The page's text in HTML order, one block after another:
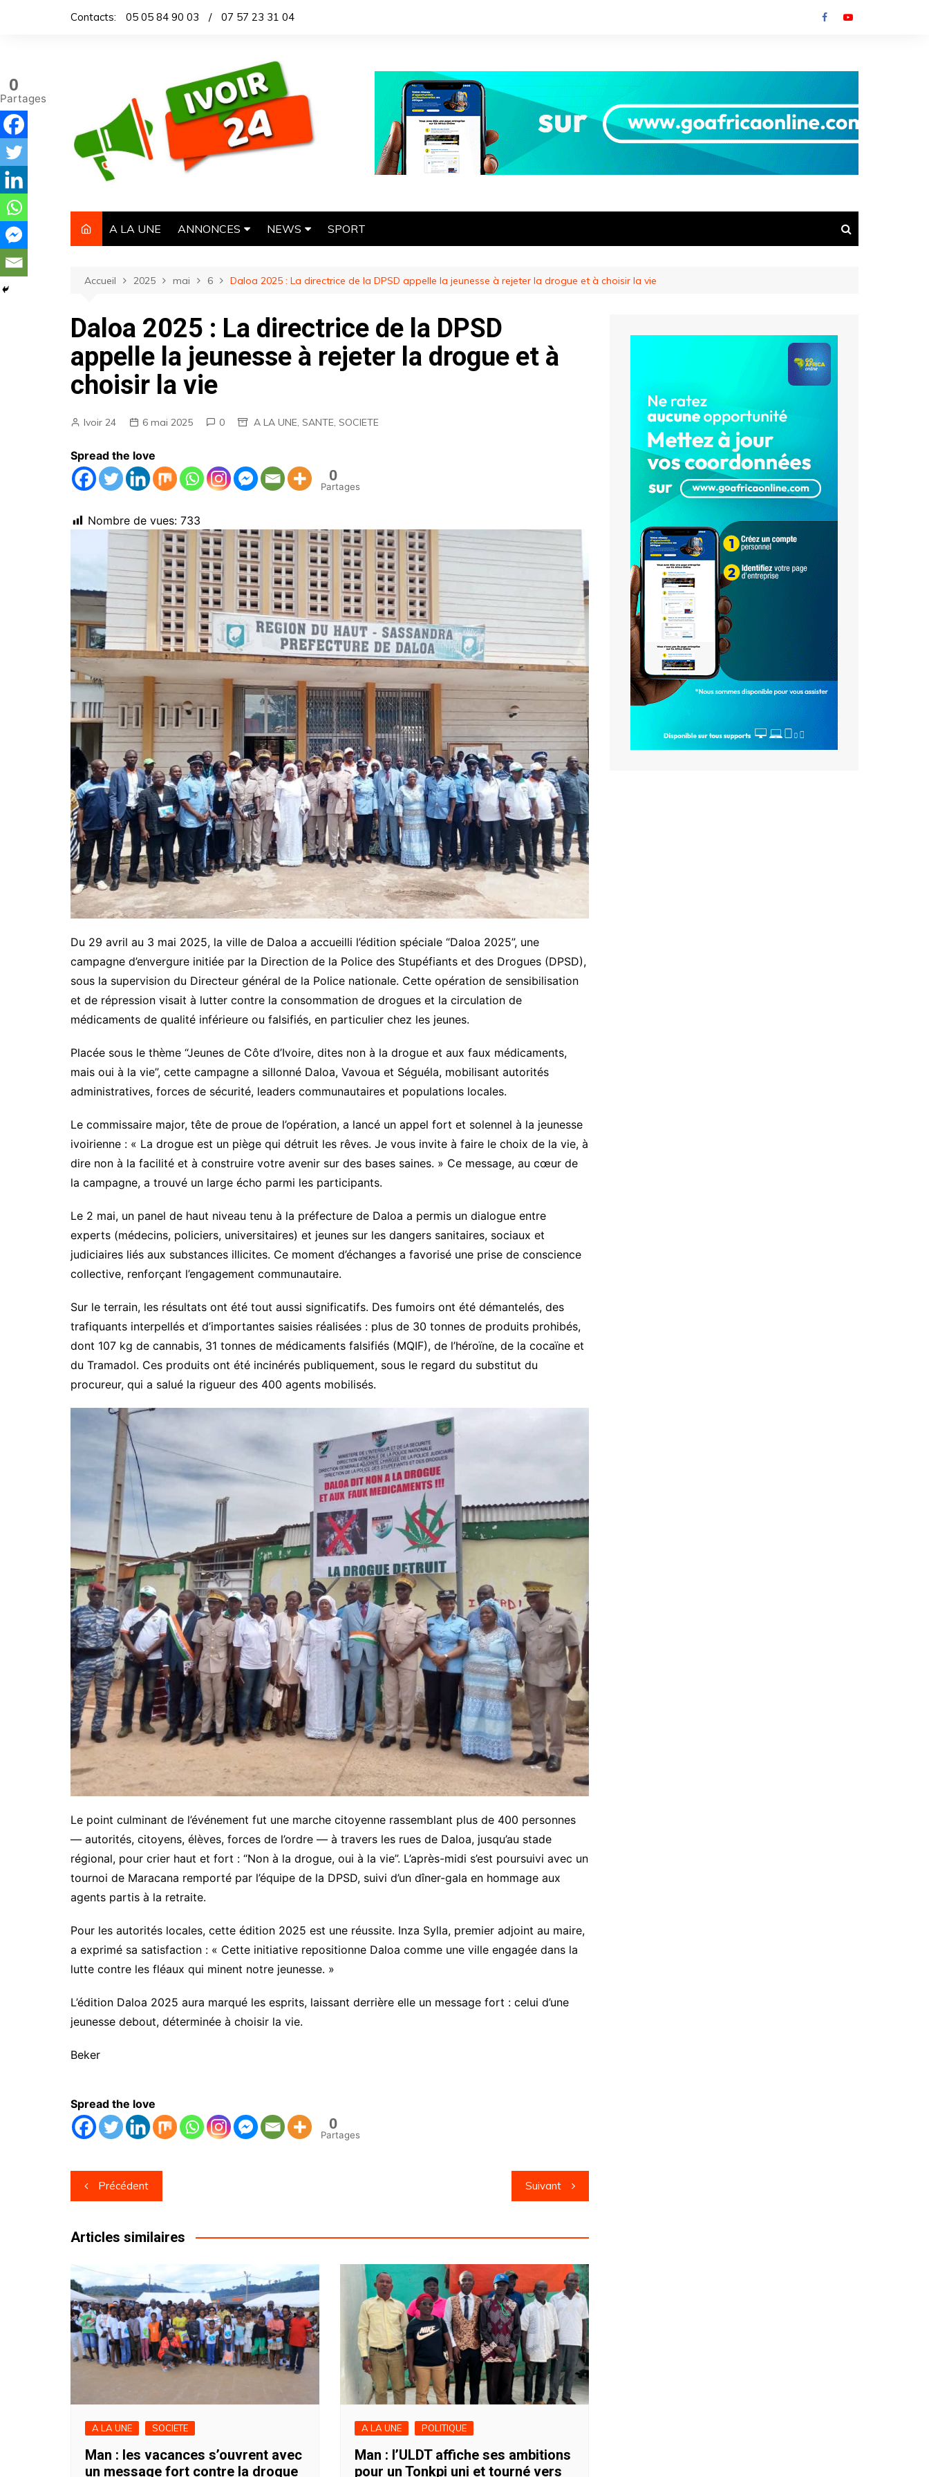
Contacts: 05 05 84 90 03 / 07 57 23 31 04
A LA UNE ANNONCES
AUTOMOBILE
AGENDA
EMPLOIS
MARCHES PUBLICS
NEWS
DEPECHE
ECONOMIE
POLITIQUE
SPORT
Accueil 2025 mai 6 Daloa 2025 : La directrice de la DPSD appelle la jeunesse à rejeter la drogue et à choisir la vie
Daloa 2025 : La directrice de la DPSD
appelle la jeunesse à rejeter la drogue et à
choisir la vie
Ivoir 24 6 mai 2025 0 A LA UNE, SANTE, SOCIETE
Spread the love
0
Partages
Nombre de vues: 733
Du 29 avril au 3 mai 2025, la ville de Daloa a accueilli l’édition spéciale “Daloa 2025”, une
campagne d’envergure initiée par la Direction de la Police des Stupéfiants et des Drogues (DPSD),
sous la supervision du Directeur général de la Police nationale. Cette opération de sensibilisation
et de répression visait à lutter contre la consommation de drogues et la circulation de
médicaments de qualité inférieure ou falsifiés, en particulier chez les jeunes.
Placée sous le thème “Jeunes de Côte d’Ivoire, dites non à la drogue et aux faux médicaments,
mais oui à la vie”, cette campagne a sillonné Daloa, Vavoua et Séguéla, mobilisant autorités
administratives, forces de sécurité, leaders communautaires et populations locales.
Le commissaire major, tête de proue de l’opération, a lancé un appel fort et solennel à la jeunesse
ivoirienne : « La drogue est un piège qui détruit les rêves. Je vous invite à faire le choix de la vie, à
dire non à la facilité et à construire votre avenir sur des bases saines. » Ce message, au cœur de
la campagne, a trouvé un large écho parmi les participants.
Le 2 mai, un panel de haut niveau tenu à la préfecture de Daloa a permis un dialogue entre
experts (médecins, policiers, universitaires) et jeunes sur les dangers sanitaires, sociaux et
judiciaires liés aux substances illicites. Ce moment d’échanges a favorisé une prise de conscience
collective, renforçant l’engagement communautaire.
Sur le terrain, les résultats ont été tout aussi significatifs. Des fumoirs ont été démantelés, des
trafiquants interpellés et d’importantes saisies réalisées : plus de 30 tonnes de produits prohibés,
dont 107 kg de cannabis, 31 tonnes de médicaments falsifiés (MQIF), de l’héroïne, de la cocaïne et
du Tramadol. Ces produits ont été incinérés publiquement, sous le regard du substitut du
procureur, qui a salué la rigueur des 400 agents mobilisés.
Le point culminant de l’événement fut une marche citoyenne rassemblant plus de 400 personnes
— autorités, citoyens, élèves, forces de l’ordre — à travers les rues de Daloa, jusqu’au stade
régional, pour crier haut et fort : “Non à la drogue, oui à la vie”. L’après-midi s’est poursuivi avec un
tournoi de Maracana remporté par l’équipe de la DPSD, suivi d’un dîner-gala en hommage aux
agents partis à la retraite.
Pour les autorités locales, cette édition 2025 est une réussite. Inza Sylla, premier adjoint au maire,
a exprimé sa satisfaction : « Cette initiative repositionne Daloa comme une ville engagée dans la
lutte contre les fléaux qui minent notre jeunesse. »
L’édition Daloa 2025 aura marqué les esprits, laissant derrière elle un message fort : celui d’une
jeunesse debout, déterminée à choisir la vie.
Beker
Spread the love
0
Partages
0
Partages
Navigation
de
l’article
Précédent Suivant
Articles similaires
A LA UNE SOCIETE
Man : les vacances s’ouvrent avec
un message fort contre la drogue
A LA UNE POLITIQUE
Man : l’ULDT affiche ses ambitions
pour un Tonkpi uni et tourné vers